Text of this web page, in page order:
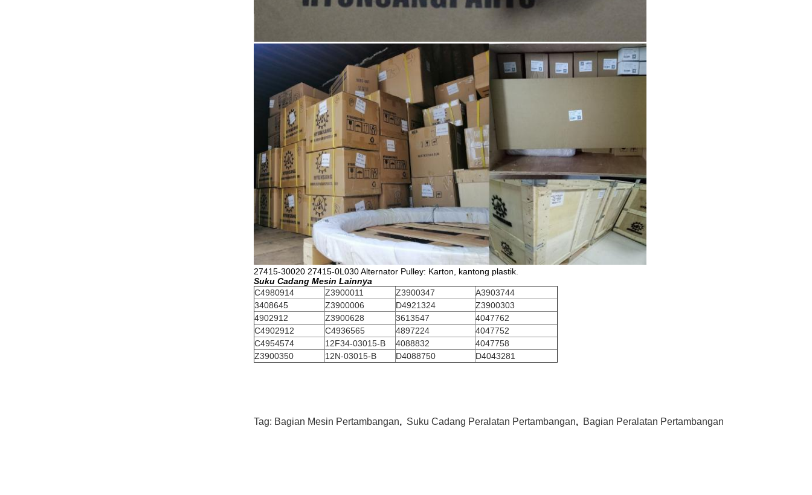
27415-30020 27415-0L030 Alternator Pulley: Karton, kantong plastik.
Suku Cadang Mesin Lainnya
C4980914
Z3900011 Z3900347
A3903744
3408645
Z3900006 D4921324
Z3900303
4902912
Z3900628 3613547
4047762
C4902912
C4936565 4897224
4047752
C4954574
12F34-03015-B 4088832
4047758
Z3900350
12N-03015-B D4088750 D4043281
Tag: Bagian Mesin Pertambangan, Suku Cadang Peralatan Pertambangan, Bagian Peralatan Pertambangan